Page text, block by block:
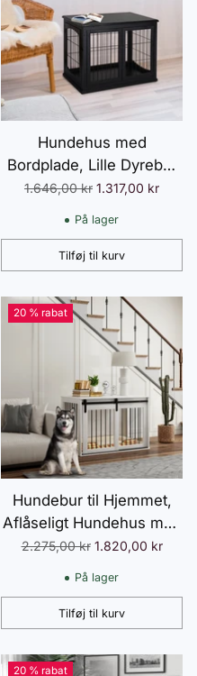
Hundehus med
Bordplade, Lille Dyrebur
til Indendørsbrug, MDF
Metal, Sort, 81x58,5x66
Normalpris
1.646,00 kr 1.317,00 kr
På lager
Tilføj til kurv
Antal
20 % rabat
Hundebur til Hjemmet,
Aflåseligt Hundehus med
Indgang, Hundebur med
Skydedør, Hundehus til
kg, Hvid, 98 x 58 x 61 cm
Normalpris
2.275,00 kr 1.820,00 kr
På lager
Tilføj til kurv
Antal
20 % rabat